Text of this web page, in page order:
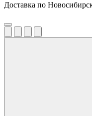
Доставка по